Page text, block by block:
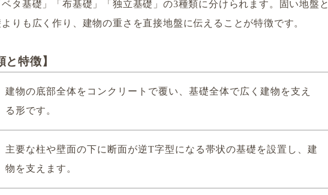
タ基礎」「布基礎」「独立基礎」の3種類に分けられます。固い地盤と
りも広く作り、建物の重さを直接地盤に伝えることが特徴です。
と特徴】
建物の底部全体をコンクリートで覆い、基礎全体で広く建物を支え
る形です。
主要な柱や壁面の下に断面が逆T字型になる帯状の基礎を設置し、建
物を支えます。